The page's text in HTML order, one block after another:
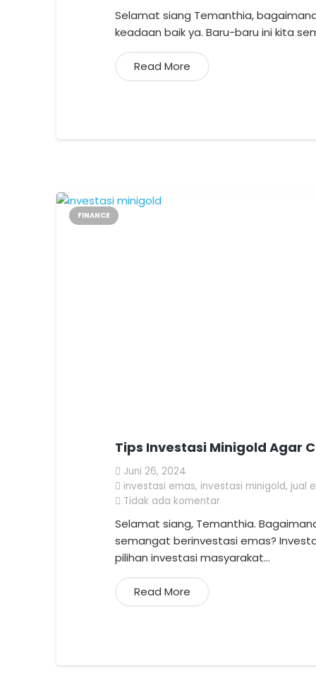
Selamat siang Temanthia,
keadaan baik ya. Baru-baru ini kita
Read More
FINANCE
Tips Investasi Minigold Agar
Juni 26, 2024
investasi emas, investasi minigold, jual
Tidak ada komentar
Selamat siang, Temanthia.
semangat berinvestasi emas?
pilihan investasi masyarakat…
Read More